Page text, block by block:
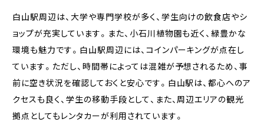
白山駅周辺は、大学や専門学校が多く、学生向けの飲食店やシ
ョップが充実しています。また、小石川植物園も近く、緑豊かな
環境も魅力です。白山駅周辺には、コインパーキングが点在し
ています。ただし、時間帯によっては混雑が予想されるため、事
前に空き状況を確認しておくと安心です。白山駅は、都心へのア
クセスも良く、学生の移動手段として、また、周辺エリアの観光
拠点としてもレンタカーが利用されています。